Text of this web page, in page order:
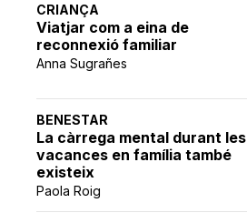
CRIANÇA
Viatjar com a eina de
reconnexió familiar
Anna Sugrañes
BENESTAR
La càrrega mental durant les
vacances en família també
existeix
Paola Roig